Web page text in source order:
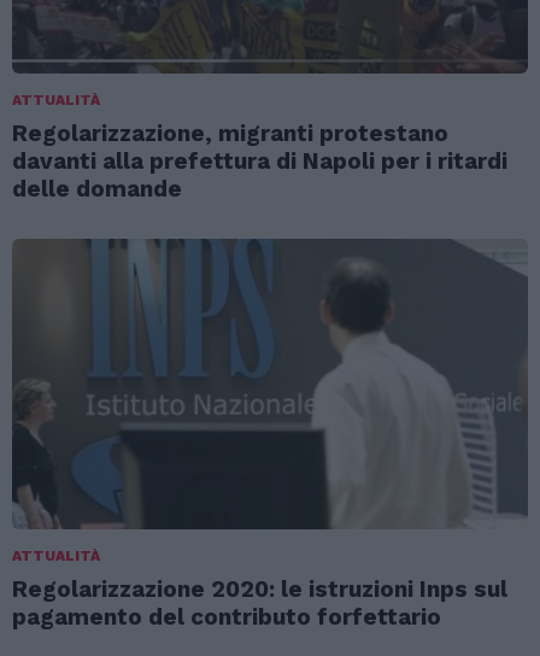
ATTUALITÀ
Regolarizzazione, migranti protestano
davanti alla prefettura di Napoli per i ritardi
delle domande
ATTUALITÀ
Regolarizzazione 2020: le istruzioni Inps sul
pagamento del contributo forfettario